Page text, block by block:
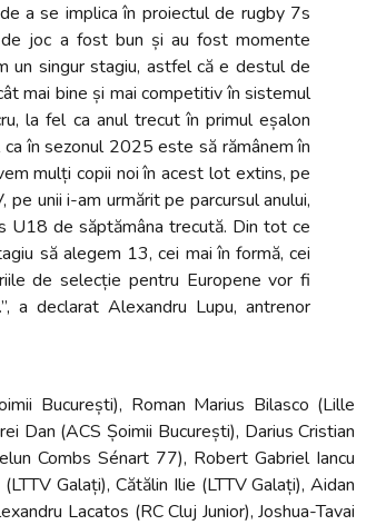
a se implica în proiectul de rugby 7s
joc a fost bun și au fost momente
un singur stagiu, astfel că e destul de
mai bine și mai competitiv în sistemul
la fel ca anul trecut în primul eșalon
în sezonul 2025 este să rămânem în
mulți copii noi în acest lot extins, pe
unii i-am urmărit pe parcursul anului,
U18 de săptămâna trecută. Din tot ce
să alegem 13, cei mai în formă, cei
de selecție pentru Europene vor fi
a declarat Alexandru Lupu, antrenor
București), Roman Marius Bilasco (Lille
Dan (ACS Șoimii București), Darius Cristian
Combs Sénart 77), Robert Gabriel Iancu
Galați), Cătălin Ilie (LTTV Galați), Aidan
Lacatos (RC Cluj Junior), Joshua-Tavai